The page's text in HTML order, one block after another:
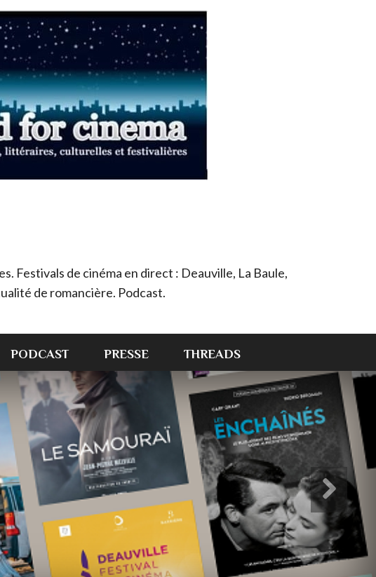
Festivals de cinéma en direct : Deauville, La Baule,
de romancière. Podcast.
PODCAST PRESSE THREADS